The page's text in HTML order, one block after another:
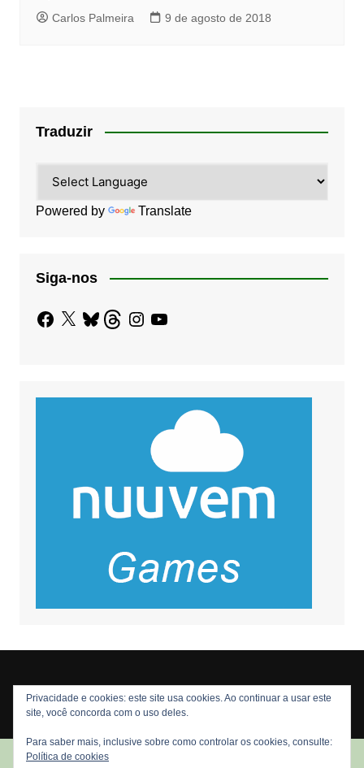
Carlos Palmeira 9 de agosto de 2018
Traduzir
Powered by Translate
Siga-nos
Facebook
X BlueskyThreadsInstagram
YouTube
Copyright © 2026 Nós Nerds. Todos os direitos reservados
Privacidade e cookies: este site usa cookies. Ao continuar a usar este
site, você concorda com o uso deles.
Para saber mais, inclusive sobre como controlar os cookies, consulte:
Política de cookies